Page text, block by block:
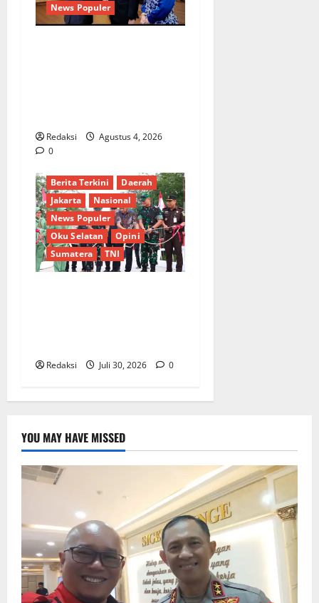
News Populer
Redaksi
Agustus 4, 2026
0
Berita Terkini
Daerah
Jakarta
Nasional
News Populer
Oku Selatan
Opini
Sumatera
TNI
Redaksi Juli 30, 2026 0
YOU MAY HAVE MISSED